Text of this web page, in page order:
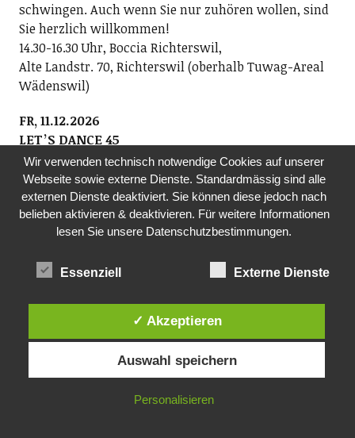
schwingen. Auch wenn Sie nur zuhören wollen, sind
Sie herzlich willkommen!
14.30-16.30 Uhr, Boccia Richterswil,
Alte Landstr. 70, Richterswil (oberhalb Tuwag-Areal
Wädenswil)
FR, 11.12.2026
LETʼS DANCE 45
Verein Letʼs Dance 45 und Sust1840
Wir spielen für Alt und Jung Hits aus der Zeit der
Original-Vinyl-Single 1960ʻs bis 1980ʻs und laden Euch
zum Tanzen ein! Eintritt CHF 20.- (epochengerecht in
SHARED READING – AN WORTEN WACHSEN
Bibliothek Richterswil
Zusammen lassen wir uns von Geschichten und
Gedichten leiten und erleben eine Wirkung, die wohl
Wer zuhört, gehört bereits dazu. Teilnahme
Wir verwenden technisch notwendige Cookies auf unserer
Webseite sowie externe Dienste. Standardmässig sind alle
externen Dienste deaktiviert. Sie können diese jedoch nach
belieben aktivieren & deaktivieren. Für weitere Informationen
lesen Sie unsere Datenschutzbestimmungen.
Essenziell Externe Dienste
✓ Akzeptieren
Auswahl speichern
Personalisieren